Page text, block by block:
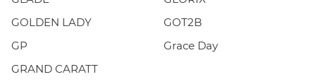
GOLDEN LADY
GOT2B
GP
Grace Day
GRAND CARATT